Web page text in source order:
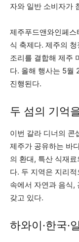
자와 일반 소비자가
제주푸드앤와인페스
식 축제다. 제주의
조리를 결합해 제주
다. 올해 행사는 5월
진행된다.
두 섬의 기억
이번 갈라 디너의 콘
제주가 공유하는 바
의 환대, 특산 식재
다. 두 지역은 지리
속에서 자연과 음식,
갖고 있다.
하와이·한국·